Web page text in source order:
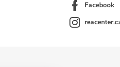
Facebook